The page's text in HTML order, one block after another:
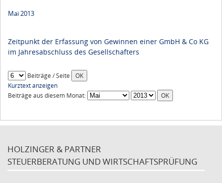
Mai 2013
Zeitpunkt der Erfassung von Gewinnen einer GmbH & Co KG
im Jahresabschluss des Gesellschafters
Beiträge / Seite
Kurztext anzeigen
Beiträge aus diesem Monat:
HOLZINGER & PARTNER
STEUERBERATUNG UND WIRTSCHAFTSPRÜFUNG